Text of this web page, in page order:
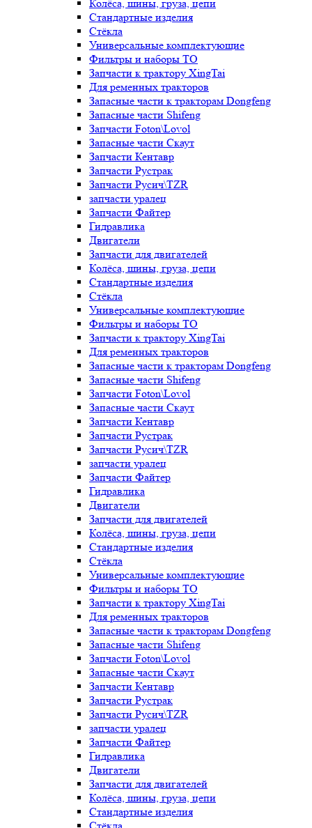
Колёса, шины, груза, цепи
Стандартные изделия
Стёкла
Универсальные комплектующие
Фильтры и наборы ТО
Запчасти к трактору XingTai
Для ременных тракторов
Запасные части к тракторам Dongfeng
Запасные части Shifeng
Запчасти Foton\Lovol
Запасные части Скаут
Запчасти Кентавр
Запчасти Рустрак
Запчасти Русич\TZR
запчасти уралец
Запчасти Файтер
Гидравлика
Двигатели
Запчасти для двигателей
Колёса, шины, груза, цепи
Стандартные изделия
Стёкла
Универсальные комплектующие
Фильтры и наборы ТО
Запчасти к трактору XingTai
Для ременных тракторов
Запасные части к тракторам Dongfeng
Запасные части Shifeng
Запчасти Foton\Lovol
Запасные части Скаут
Запчасти Кентавр
Запчасти Рустрак
Запчасти Русич\TZR
запчасти уралец
Запчасти Файтер
Гидравлика
Двигатели
Запчасти для двигателей
Колёса, шины, груза, цепи
Стандартные изделия
Стёкла
Универсальные комплектующие
Фильтры и наборы ТО
Запчасти к трактору XingTai
Для ременных тракторов
Запасные части к тракторам Dongfeng
Запасные части Shifeng
Запчасти Foton\Lovol
Запасные части Скаут
Запчасти Кентавр
Запчасти Рустрак
Запчасти Русич\TZR
запчасти уралец
Запчасти Файтер
Гидравлика
Двигатели
Запчасти для двигателей
Колёса, шины, груза, цепи
Стандартные изделия